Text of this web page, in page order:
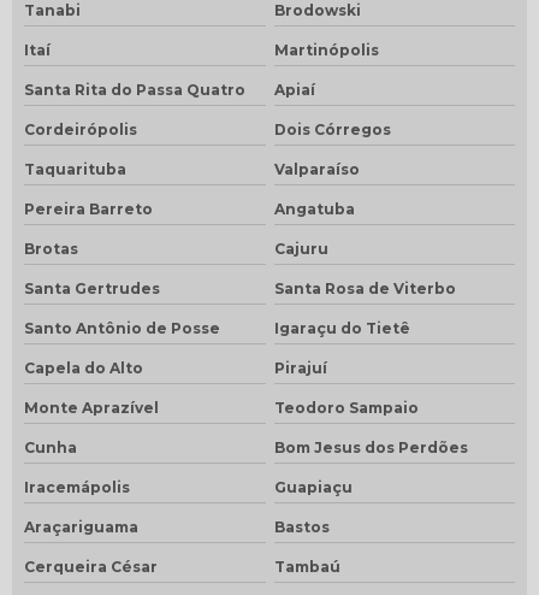
Tanabi Brodowski
Itaí Martinópolis
Santa Rita do Passa Quatro Apiaí
Cordeirópolis Dois Córregos
Taquarituba Valparaíso
Pereira Barreto Angatuba
Brotas Cajuru
Santa Gertrudes Santa Rosa de Viterbo
Santo Antônio de Posse Igaraçu do Tietê
Capela do Alto Pirajuí
Monte Aprazível Teodoro Sampaio
Cunha Bom Jesus dos Perdões
Iracemápolis Guapiaçu
Araçariguama Bastos
Cerqueira César Tambaú